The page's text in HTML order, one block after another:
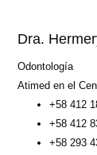
Dra.
Odontología
Atimed en el
+58 412
+58 412
+58 293